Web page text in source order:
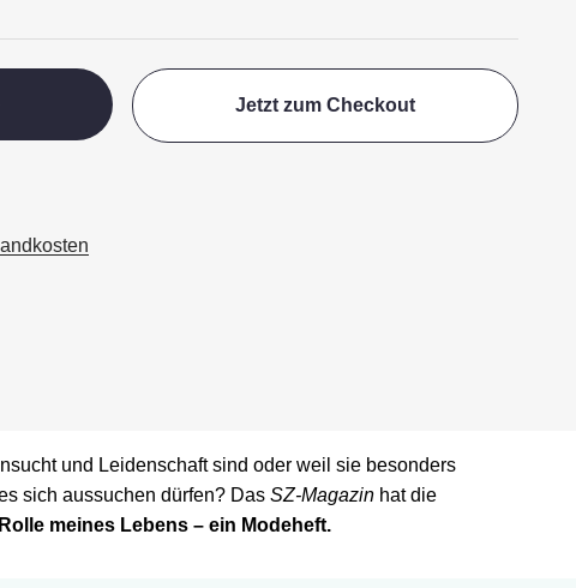
Jetzt zum Checkout
und Leidenschaft sind oder weil sie besonders
sich aussuchen dürfen? Das SZ-Magazin hat die
meines Lebens – ein Modeheft.